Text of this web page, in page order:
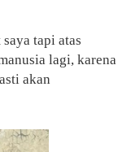
tapi atas
lagi, karena
akan